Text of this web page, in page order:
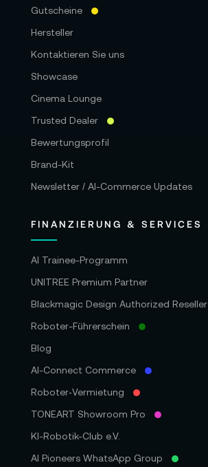
Gutscheine
Hersteller
Kontaktieren Sie uns
Showcase
Cinema Lounge
Trusted Dealer
Bewertungsprofil
Brand-Kit
Newsletter / AI-Commerce Updates
FINANZIERUNG & SERVICES
AI Trainee-Programm
UNITREE Premium Partner
Blackmagic Design Authorized Reseller
Roboter-Führerschein
Blog
AI-Connect Commerce
Roboter‑Vermietung
TONEART Showroom Pro
KI-Robotik-Club e.V.
AI Pioneers WhatsApp Group